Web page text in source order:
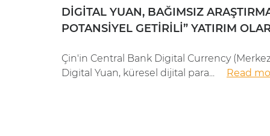
DIGITAL YUAN, BAĞIMSIZ
POTANSIYEL GETIRILI” YATIRIM
Çin'in Central Bank Digital Currency
Digital Yuan, küresel dijital para...
Read